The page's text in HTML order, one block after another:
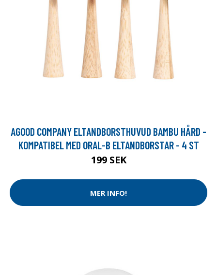
AGOOD COMPANY ELTANDBORSTHUVUD BAMBU HÅRD -
KOMPATIBEL MED ORAL-B ELTANDBORSTAR - 4 ST
199 SEK
MER INFO!